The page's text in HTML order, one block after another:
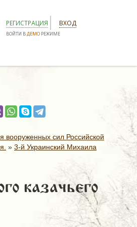
РЕГИСТРАЦИЯ ВХОД
ВОЙТИ ВДЕМО РЕЖИМЕ
вооруженных сил Российской
» 3-й Украинский Михаила
казачьего